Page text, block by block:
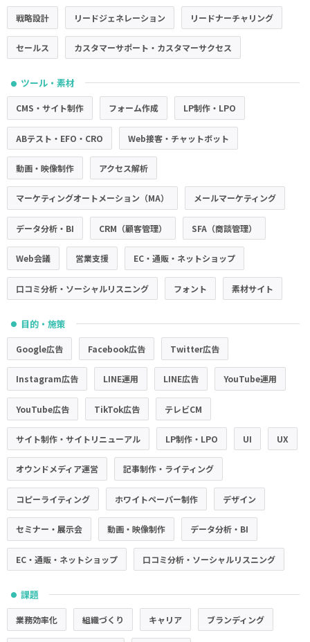
戦略設計 リードジェネレーション リードナーチャリング
セールス カスタマーサポート・カスタマーサクセス
● ツール・素材
CMS・サイト制作 フォーム作成 LP制作・LPO
ABテスト・EFO・CRO Web接客・チャットボット
動画・映像制作 アクセス解析
マーケティングオートメーション（MA） メールマーケティング
データ分析・BI CRM（顧客管理） SFA（商談管理）
Web会議 営業支援 EC・通販・ネットショップ
口コミ分析・ソーシャルリスニング フォント 素材サイト
● 目的・施策
Google広告 Facebook広告 Twitter広告
Instagram広告 LINE運用 LINE広告 YouTube運用
YouTube広告 TikTok広告 テレビCM
サイト制作・サイトリニューアル LP制作・LPO UI UX
オウンドメディア運営 記事制作・ライティング
コピーライティング ホワイトペーパー制作 デザイン
セミナー・展示会 動画・映像制作 データ分析・BI
EC・通販・ネットショップ 口コミ分析・ソーシャルリスニング
● 課題
業務効率化 組織づくり キャリア ブランディング